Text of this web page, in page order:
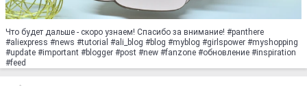
Что будет дальше - скоро узнаем! Спасибо за внимание! #panthere
#aliexpress #news #tutorial #ali_blog #blog #myblog #girlspower #myshopping
#update #important #blogger #post #new #fanzone #обновление #inspiration
#feed